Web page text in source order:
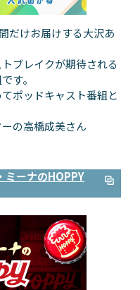
だけお届けする大沢あ
ブレイクが期待される
す。
ポッドキャスト番組と
の高橋成美さん
ミーナのHOPPY